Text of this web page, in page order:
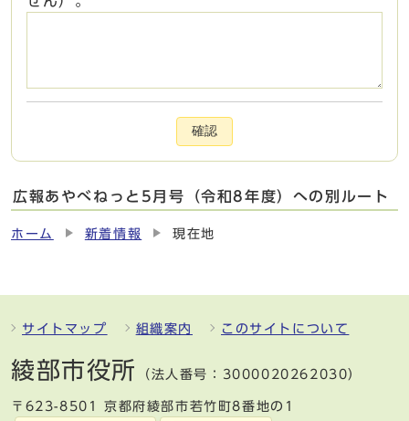
確認
広報あやべねっと5月号（令和8年度）への別ルート
ホーム 新着情報 現在地
サイトマップ 組織案内 このサイトについて
綾部市役所 （法人番号：3000020262030）
〒623-8501 京都府綾部市若竹町8番地の1